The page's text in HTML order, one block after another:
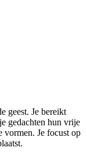
geest. Je bereikt
gedachten hun vrije
vormen. Je focust op